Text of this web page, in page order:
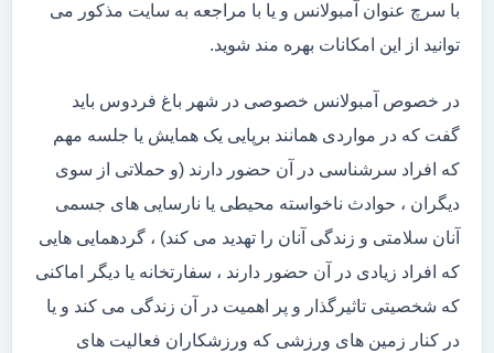
با سرچ عنوان آمبولانس و یا با مراجعه به سایت مذکور می
توانید از این امکانات بهره مند شوید.
در خصوص آمبولانس خصوصی در شهر باغ فردوس باید
گفت که در مواردی همانند برپایی یک همایش یا جلسه مهم
که افراد سرشناسی در آن حضور دارند (و حملاتی از سوی
دیگران ، حوادث ناخواسته محیطی یا نارسایی های جسمی
آنان سلامتی و زندگی آنان را تهدید می کند) ، گردهمایی هایی
که افراد زیادی در آن حضور دارند ، سفارتخانه یا دیگر اماکنی
که شخصیتی تاثیرگذار و پر اهمیت در آن زندگی می کند و یا
در کنار زمین های ورزشی که ورزشکاران فعالیت های